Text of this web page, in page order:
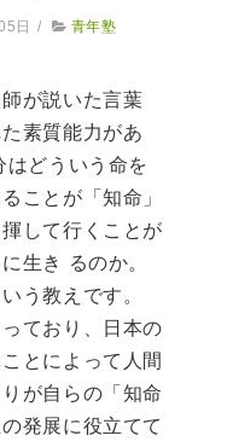
日 / 青年塾
が説いた言葉
素質能力があ
はどういう命を
ことが「知命」
して行くことが
生き るのか。
う教えです。
ており、日本の
とによって人間
が自らの「知命
発展に役立てて